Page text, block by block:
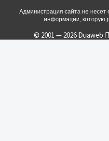
Администрация сайта не несет
информации, которую
© 2001 — 2026 Duaweb